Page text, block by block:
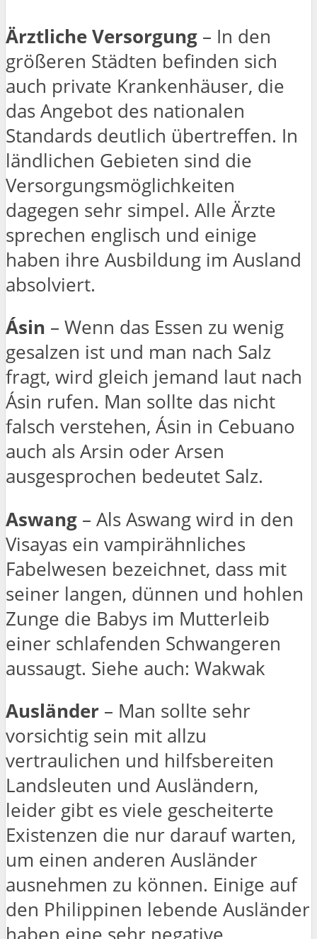
Ärztliche Versorgung – In den
größeren Städten befinden sich
auch private Krankenhäuser, die
das Angebot des nationalen
Standards deutlich übertreffen. In
ländlichen Gebieten sind die
Versorgungsmöglichkeiten
dagegen sehr simpel. Alle Ärzte
sprechen englisch und einige
haben ihre Ausbildung im Ausland
absolviert.
Ásin – Wenn das Essen zu wenig
gesalzen ist und man nach Salz
fragt, wird gleich jemand laut nach
Ásin rufen. Man sollte das nicht
falsch verstehen, Ásin in Cebuano
auch als Arsin oder Arsen
ausgesprochen bedeutet Salz.
Aswang – Als Aswang wird in den
Visayas ein vampirähnliches
Fabelwesen bezeichnet, dass mit
seiner langen, dünnen und hohlen
Zunge die Babys im Mutterleib
einer schlafenden Schwangeren
aussaugt. Siehe auch: Wakwak
Ausländer – Man sollte sehr
vorsichtig sein mit allzu
vertraulichen und hilfsbereiten
Landsleuten und Ausländern,
leider gibt es viele gescheiterte
Existenzen die nur darauf warten,
um einen anderen Ausländer
ausnehmen zu können. Einige auf
den Philippinen lebende Ausländer